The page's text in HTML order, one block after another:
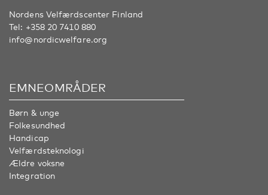
Nordens Velfærdscenter Finland
Tel: +358 20 7410 880
info@nordicwelfare.org
EMNEOMRÅDER
Børn & unge
Folkesundhed
Handicap
Velfærdsteknologi
Ældre voksne
Integration